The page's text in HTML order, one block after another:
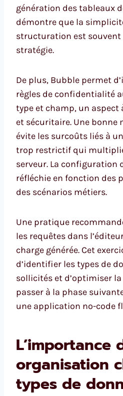
génération des tableaux
démontre que la
structuration est souvent
stratégie.
De plus, Bubble permet
règles de confidentialité
type et champ, un
et sécuritaire. Une bonne
évite les surcoûts liés à
trop restrictif qui
serveur. La configuration
réfléchie en fonction des
des scénarios métiers.
Une pratique
les requêtes dans
charge générée. Cet
d’identifier les types de
sollicités et d’optimiser
passer à la phase
une application no-code
L’importance
organisation
types de